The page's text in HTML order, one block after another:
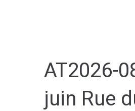
AT2026-
juin Rue